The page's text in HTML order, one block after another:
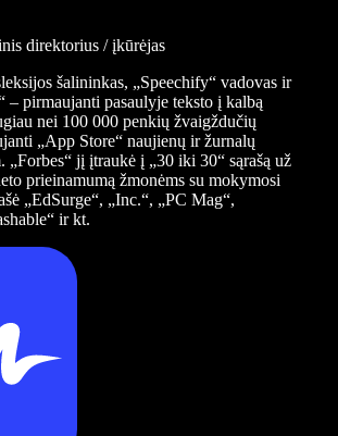
direktorius / įkūrėjas
šalininkas, „Speechify“ vadovas ir
– pirmaujanti pasaulyje teksto į kalbą
nei 100 000 penkių žvaigždučių
„App Store“ naujienų ir žurnalų
„Forbes“ jį įtraukė į „30 iki 30“ sąrašą už
prieinamumą žmonėms su mokymosi
„EdSurge“, „Inc.“, „PC Mag“,
ir kt.